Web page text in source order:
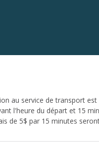
au service de transport
l'heure du départ et 15
de 5$ par 15 minutes